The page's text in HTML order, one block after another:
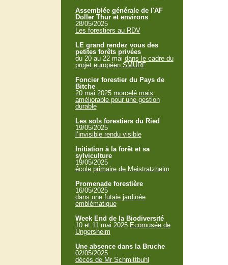
Assemblée générale de l'AF
Doller Thur et environs
28/05/2025
Les forestiers au RDV
LE grand rendez vous des
petites forêts privées
du 20 au 22 mai dans le cadre du
projet européen SMURF
Foncier forestier du Pays de
Bitche
20 mai 2025 morcelé mais
améliorable pour une gestion
durable
Les sols forestiers du Ried
19/05/2025
l’invisible rendu visible
Initiation à la forêt et sa
sylviculture
19/05/2025
école primaire de Meistratzheim
Promenade forestière
16/05/2025
dans une futaie jardinée
emblématique
Week End de la Biodiversité
10 et 11 mai 2025 Ecomusée de
Ungersheim
Une absence dans la Bruche
02/05/2025
décès de Mr Schmittbuhl